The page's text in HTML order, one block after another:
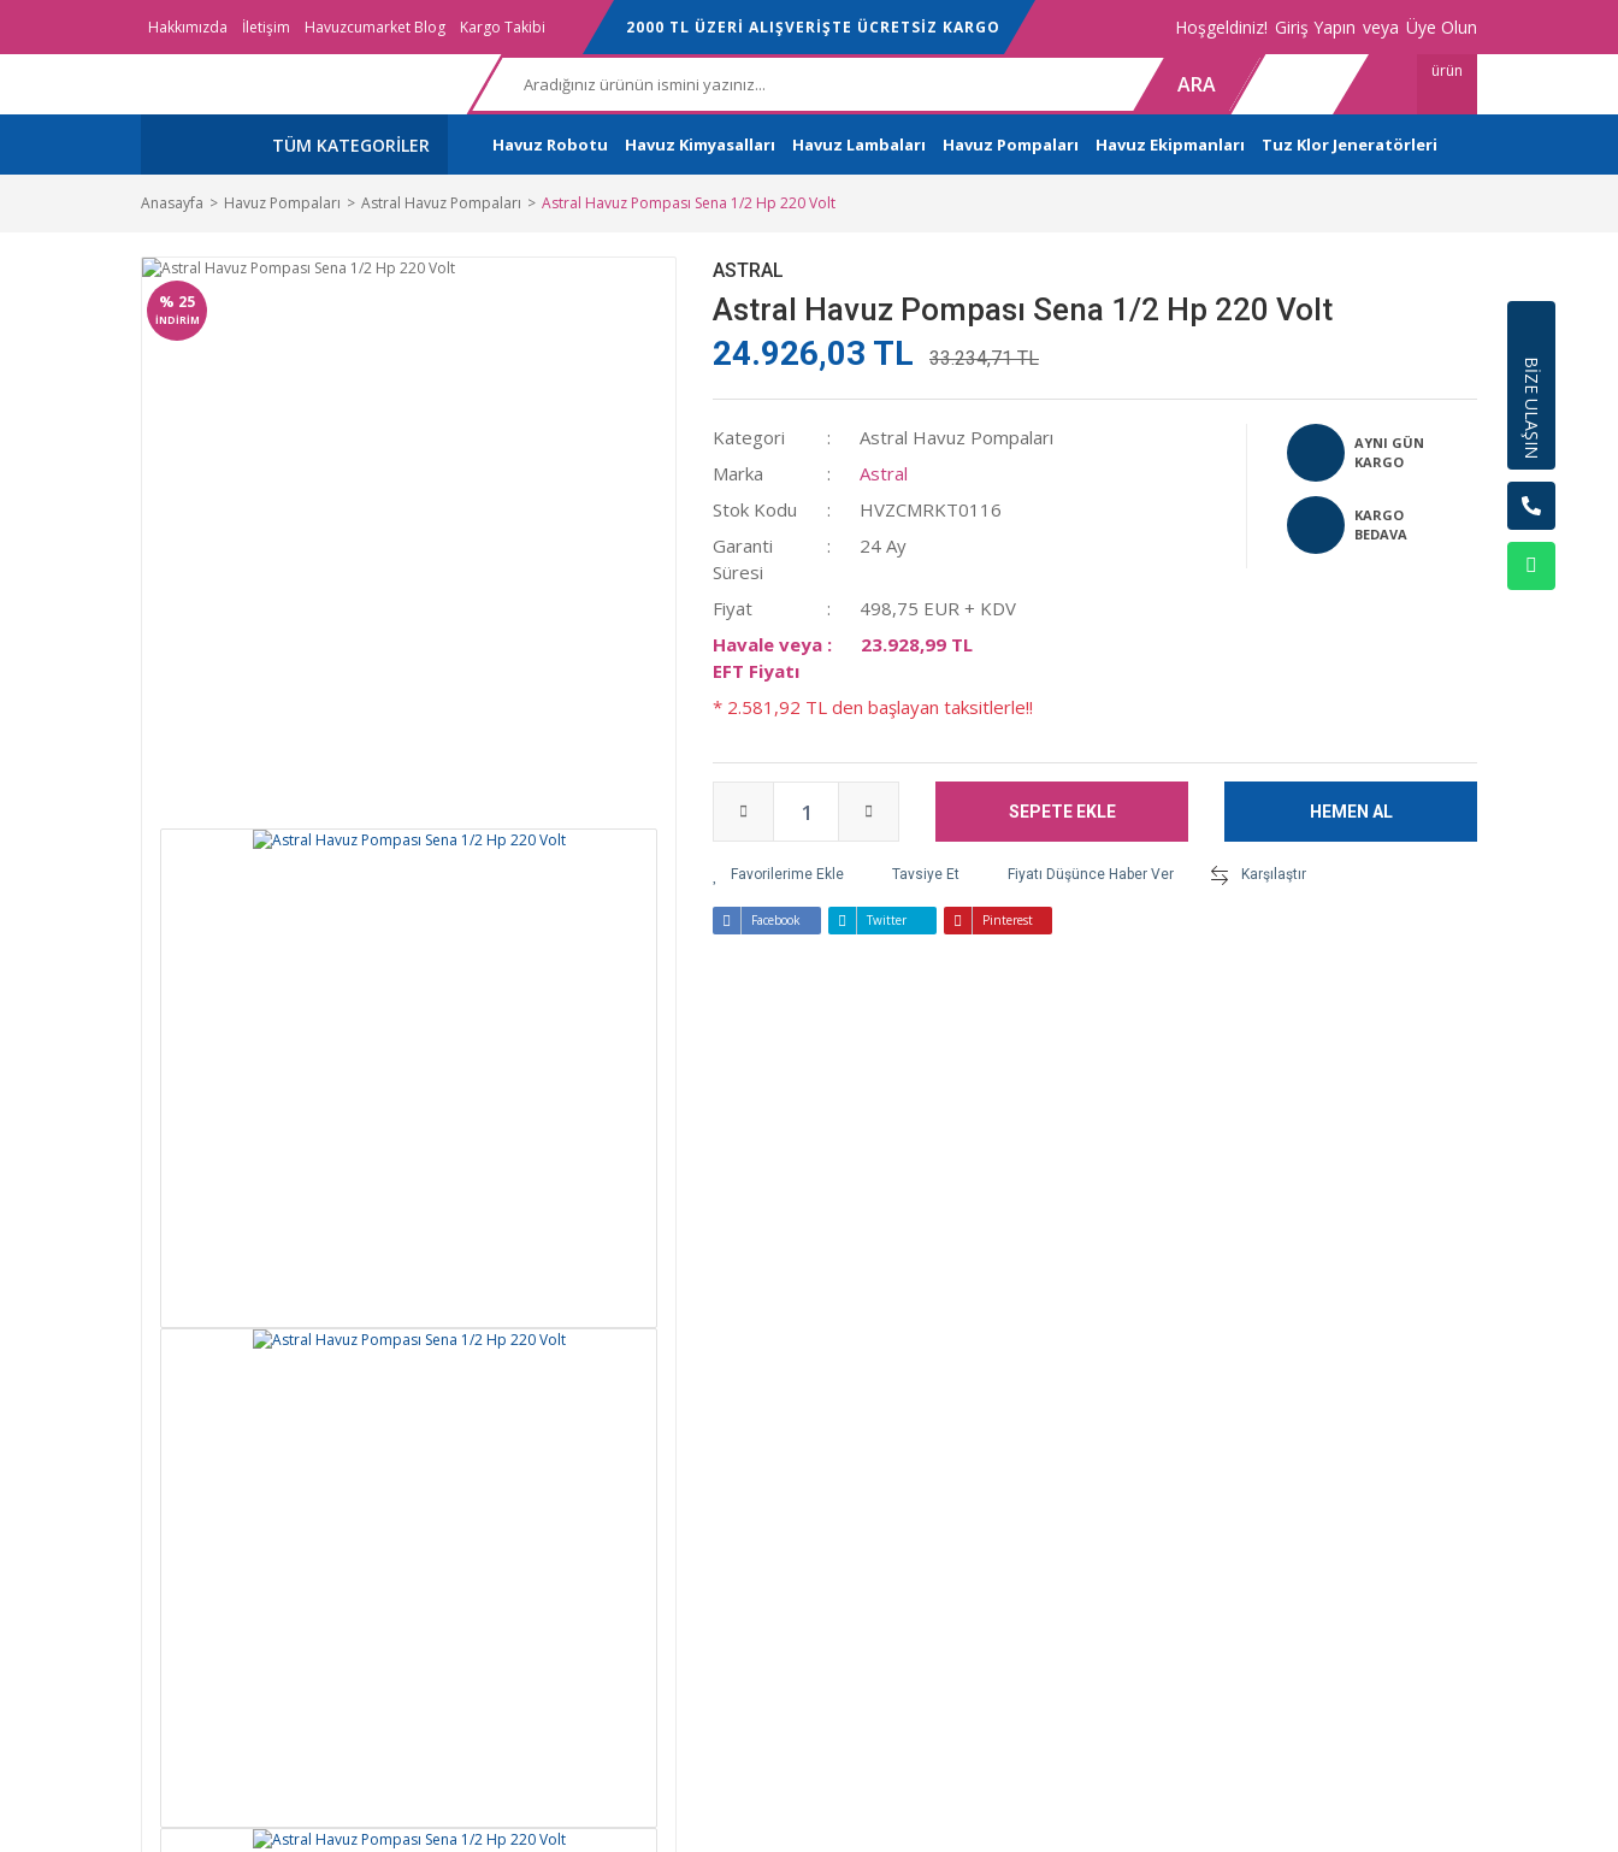
Hakkımızda İletişim Havuzcumarket Blog Kargo Takibi 2000 TL ÜZERİ ALIŞVERİŞTE ÜCRETSİZ KARGO Hoşgeldiniz! Giriş Yapın veya Üye Olun
ARA
ürün
TÜM KATEGORİLER Havuz Robotu Havuz Kimyasalları Havuz Lambaları Havuz Pompaları Havuz Ekipmanları Tuz Klor Jeneratörleri
Anasayfa Havuz Pompaları Astral Havuz Pompaları Astral Havuz Pompası Sena 1/2 Hp 220 Volt
% 25
İNDİRİM
ASTRAL
Astral Havuz Pompası Sena 1/2 Hp 220 Volt
24.926,03 TL 33.234,71 TL
Kategori
Astral Havuz Pompaları
Marka
Astral
Stok Kodu
HVZCMRKT0116
Garanti
Süresi
24 Ay
Fiyat
498,75 EUR + KDV
Havale veya
EFT Fiyatı
23.928,99 TL
* 2.581,92 TL den başlayan taksitlerle!!
AYNI GÜN
KARGO
KARGO
BEDAVA
SEPETE EKLE HEMEN AL
Tavsiye Et Fiyatı Düşünce Haber Ver Karşılaştır
Facebook Twitter Pinterest
BİZE ULAŞIN